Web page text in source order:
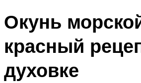
Окунь
красный
духовке